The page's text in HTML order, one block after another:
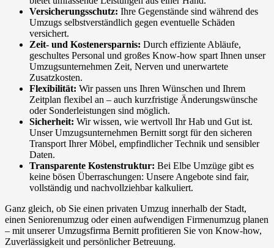
Versicherungsschutz: Ihre Gegenstände sind während des
Umzugs selbstverständlich gegen eventuelle Schäden
versichert.
Zeit- und Kostenersparnis: Durch effiziente Abläufe,
geschultes Personal und großes Know-how spart Ihnen unser
Umzugsunternehmen Zeit, Nerven und unerwartete
Zusatzkosten.
Flexibilität: Wir passen uns Ihren Wünschen und Ihrem
Zeitplan flexibel an – auch kurzfristige Änderungswünsche
oder Sonderleistungen sind möglich.
Sicherheit: Wir wissen, wie wertvoll Ihr Hab und Gut ist.
Unser Umzugsunternehmen Bernitt sorgt für den sicheren
Transport Ihrer Möbel, empfindlicher Technik und sensibler
Daten.
Transparente Kostenstruktur: Bei Elbe Umzüge gibt es
keine bösen Überraschungen: Unsere Angebote sind fair,
vollständig und nachvollziehbar kalkuliert.
Ganz gleich, ob Sie einen privaten Umzug innerhalb der Stadt,
einen Seniorenumzug oder einen aufwendigen Firmenumzug planen
– mit unserer Umzugsfirma Bernitt profitieren Sie von Know-how,
Zuverlässigkeit und persönlicher Betreuung.